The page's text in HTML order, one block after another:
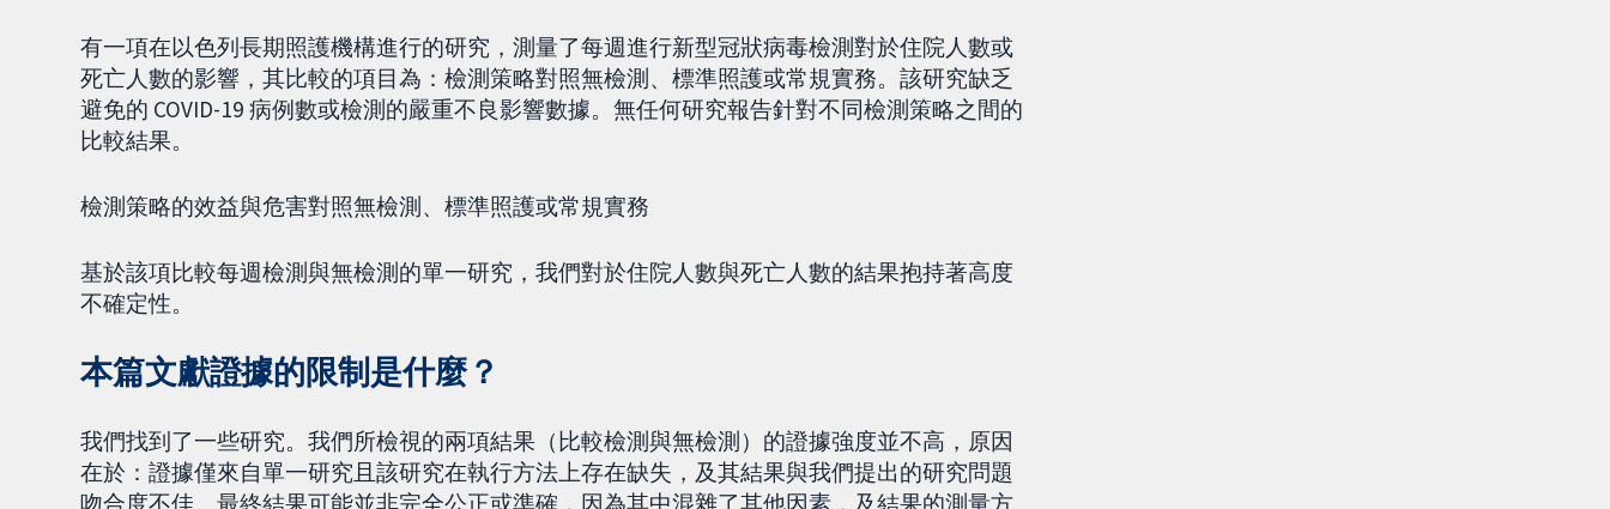
有一項在以色列長期照護機構進行的研究，測量了每週進行新型冠狀病毒檢測對於住院人數或
死亡人數的影響，其比較的項目為：檢測策略對照無檢測、標準照護或常規實務。該研究缺乏
避免的 COVID-19 病例數或檢測的嚴重不良影響數據。無任何研究報告針對不同檢測策略之間的
比較結果。
檢測策略的效益與危害對照無檢測、標準照護或常規實務
基於該項比較每週檢測與無檢測的單一研究，我們對於住院人數與死亡人數的結果抱持著高度
不確定性。
本篇文獻證據的限制是什麼？
我們找到了一些研究。我們所檢視的兩項結果（比較檢測與無檢測）的證據強度並不高，原因
在於：證據僅來自單一研究且該研究在執行方法上存在缺失，及其結果與我們提出的研究問題